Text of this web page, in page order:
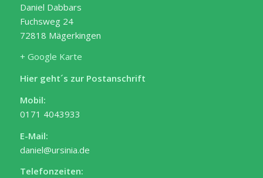
Daniel Dabbars
Fuchsweg 24
72818 Mägerkingen
+ Google Karte
Hier geht´s zur Postanschrift
Mobil:
0171 4043933
E-Mail:
daniel@ursinia.de
Telefonzeiten: